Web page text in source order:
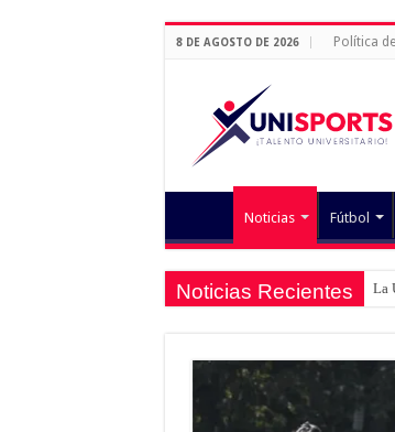
8 DE AGOSTO DE 2026 Política
Noticias Fútbol
Noticias Recientes La